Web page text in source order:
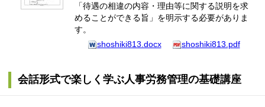
「待遇の相違の内容・理由等に関する説明を求
めることができる旨」を明示する必要がありま
す。
shoshiki813.docx
shoshiki813.pdf
会話形式で楽しく学ぶ人事労務管理の基礎講座